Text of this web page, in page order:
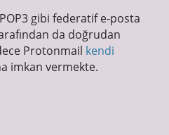
gibi federatif e-posta
da doğrudan
Protonmail kendi
imkan vermekte.